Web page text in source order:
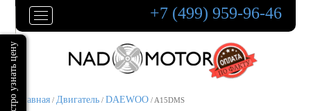
+7 (499) 959-96-46
Главная / Двигатель / DAEWOO / A15DMS